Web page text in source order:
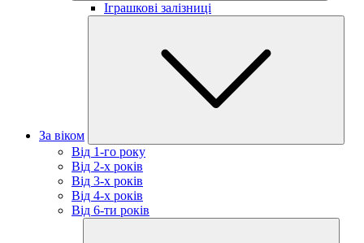
Іграшкові залізниці
За віком
Від 1-го року
Від 2-х років
Від 3-х років
Від 4-х років
Від 6-ти років